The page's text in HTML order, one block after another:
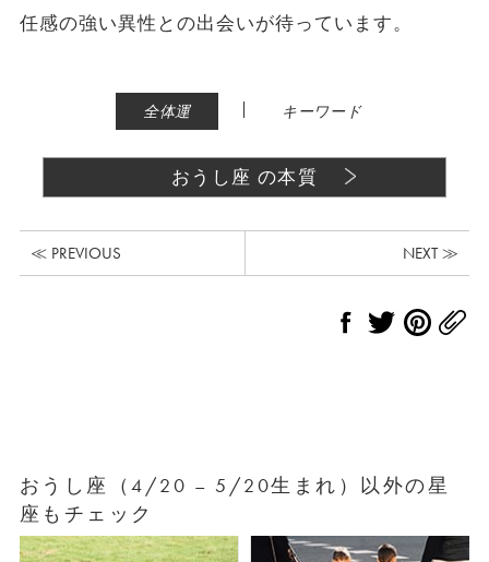
任感の強い異性との出会いが待っています。
全体運 | キーワード
おうし座 の本質
≪ PREVIOUS NEXT ≫
おうし座（4/20 – 5/20生まれ）以外の星
座もチェック